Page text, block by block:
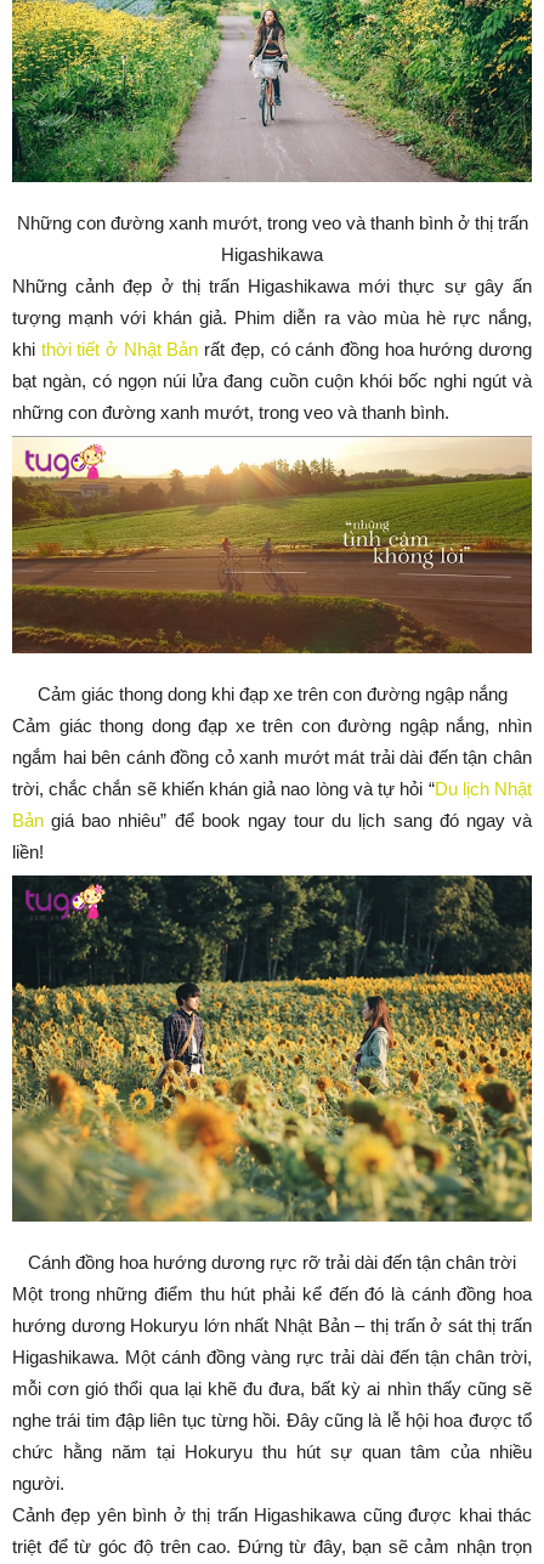
Những con đường xanh mướt, trong veo và thanh bình ở thị trấn
Higashikawa
Những cảnh đẹp ở thị trấn Higashikawa mới thực sự gây ấn
tượng mạnh với khán giả. Phim diễn ra vào mùa hè rực nắng,
khi thời tiết ở Nhật Bản rất đẹp, có cánh đồng hoa hướng dương
bạt ngàn, có ngọn núi lửa đang cuồn cuộn khói bốc nghi ngút và
những con đường xanh mướt, trong veo và thanh bình.
Cảm giác thong dong khi đạp xe trên con đường ngập nắng
Cảm giác thong dong đạp xe trên con đường ngập nắng, nhìn
ngắm hai bên cánh đồng cỏ xanh mướt mát trải dài đến tận chân
trời, chắc chắn sẽ khiến khán giả nao lòng và tự hỏi “Du lịch Nhật
Bản giá bao nhiêu” để book ngay tour du lịch sang đó ngay và
liền!
Cánh đồng hoa hướng dương rực rỡ trải dài đến tận chân trời
Một trong những điểm thu hút phải kể đến đó là cánh đồng hoa
hướng dương Hokuryu lớn nhất Nhật Bản – thị trấn ở sát thị trấn
Higashikawa. Một cánh đồng vàng rực trải dài đến tận chân trời,
mỗi cơn gió thổi qua lại khẽ đu đưa, bất kỳ ai nhìn thấy cũng sẽ
nghe trái tim đập liên tục từng hồi. Đây cũng là lễ hội hoa được tổ
chức hằng năm tại Hokuryu thu hút sự quan tâm của nhiều
người.
Cảnh đẹp yên bình ở thị trấn Higashikawa cũng được khai thác
triệt để từ góc độ trên cao. Đứng từ đây, bạn sẽ cảm nhận trọn